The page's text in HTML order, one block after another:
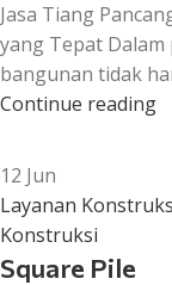
Jasa Tiang
yang Tepat
bangunan tidak
Continue reading
12 Jun
Layanan
Konstruksi
Square Pile